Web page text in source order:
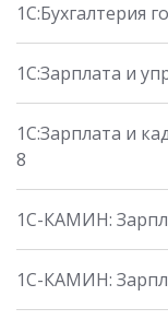
1С:Бухгалтерия
1С:Зарплата и
1С:Зарплата и
8
1С-КАМИН:
1С-КАМИН: